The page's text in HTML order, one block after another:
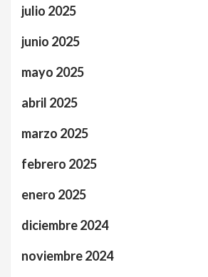
julio 2025
junio 2025
mayo 2025
abril 2025
marzo 2025
febrero 2025
enero 2025
diciembre 2024
noviembre 2024